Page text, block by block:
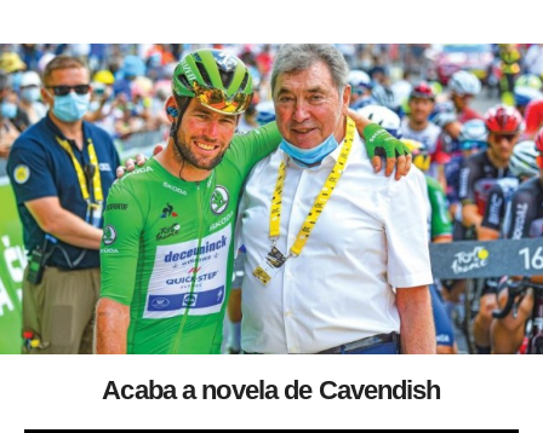
Acaba a novela de Cavendish